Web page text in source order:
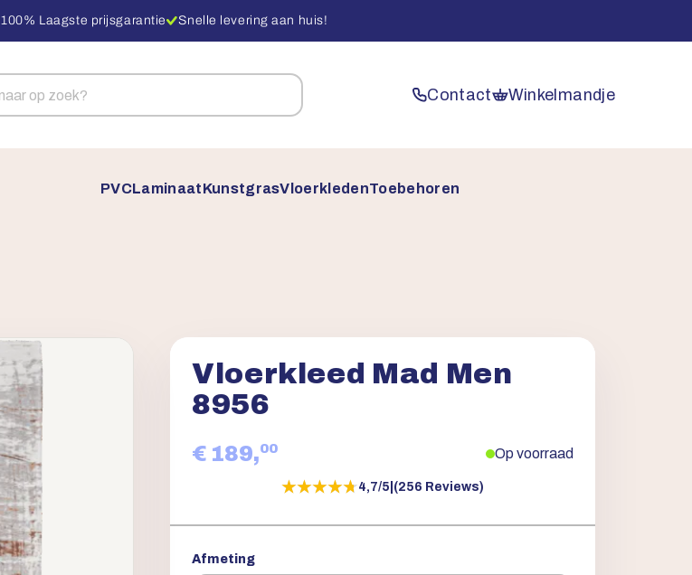
100% Laagste prijsgarantie Snelle levering aan huis!
Contact Winkelmandje
PVCLaminaatKunstgrasVloerkledenToebehoren
Vloerkleed Mad Men
8956
€ 189,00 Op voorraad
★★★★★
★★★★★4,7/5 (256 Reviews)
Afmeting